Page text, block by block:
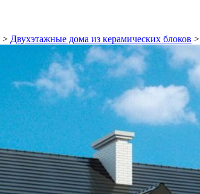
> Двухэтажные дома из керамических блоков >